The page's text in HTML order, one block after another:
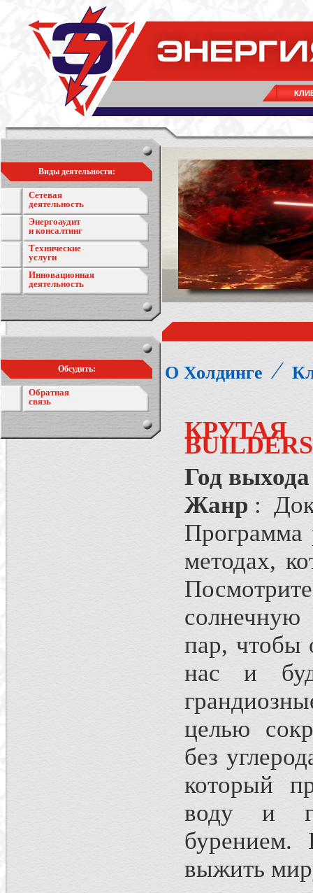
Виды деятельности:
Сетевая
деятельность
Энергоаудит
и консалтинг
Технические
услуги
Инновационная
деятельность
Обсудить:
Обратная
связь
О Холдинге ⁄
КРУТАЯ
Год выхода
Жанр :
Программа
методах,
пар, чтобы
нас и
целью
без
который
воду и
бурением.
выжить